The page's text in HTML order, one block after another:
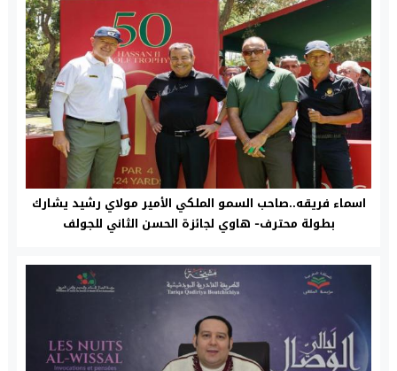
اسماء فريقه..صاحب السمو الملكي الأمير مولاي رشيد يشارك
بطولة محترف- هاوي لجائزة الحسن الثاني للجولف